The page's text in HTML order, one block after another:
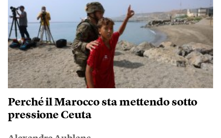
Perché il Marocco sta mettendo sotto
pressione Ceuta